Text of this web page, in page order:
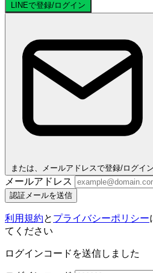
LINEで登録/ログイン
または、メールアドレスで登録/ログイン
メールアドレス
認証メールを送信
利用規約と プライバシーポリシー
てください
ログインコードを送信しました